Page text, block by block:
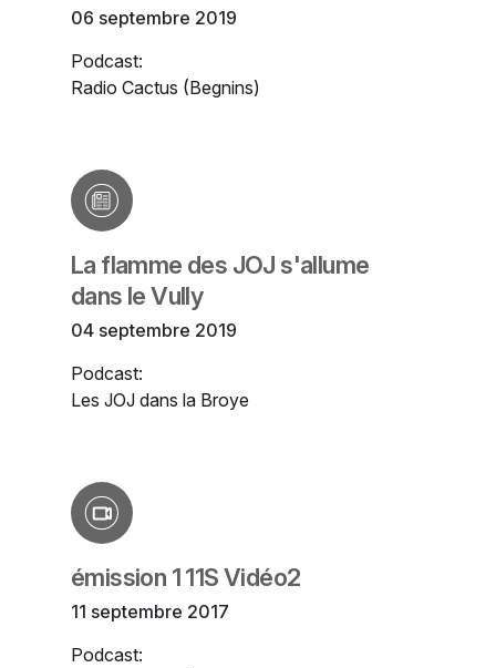
06 septembre 2019
Podcast:
Radio Cactus (Begnins)
La flamme des JOJ s'allume
dans le Vully
04 septembre 2019
Podcast:
Les JOJ dans la Broye
émission 1 11S Vidéo2
11 septembre 2017
Podcast: